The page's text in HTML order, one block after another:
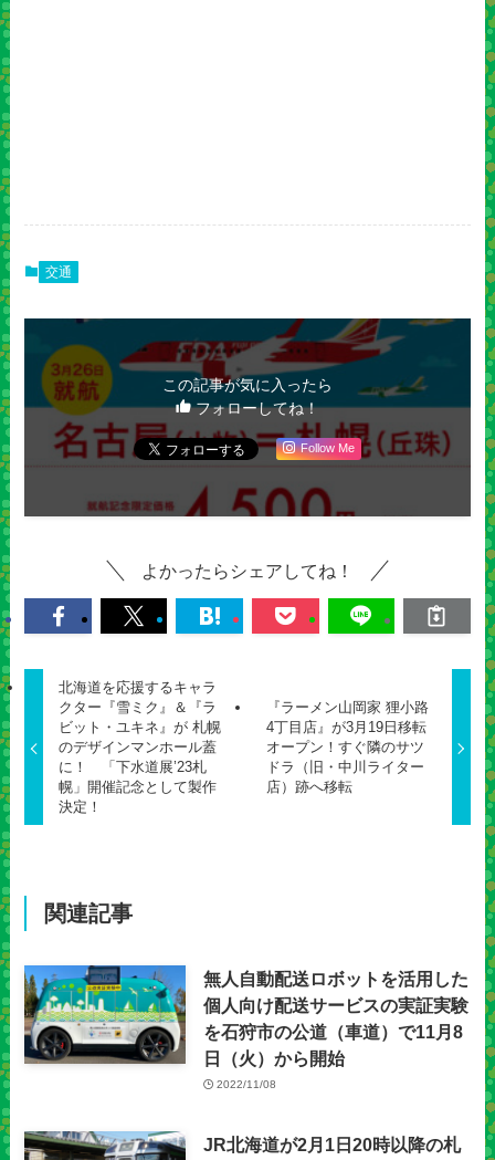
交通
この記事が気に入ったら
フォローしてね！
Follow Me
よかったらシェアしてね！
北海道を応援するキャラ
クター『雪ミク』＆『ラ
ビット・ユキネ』が 札幌
のデザインマンホール蓋
に！ 「下水道展’23札
幌」開催記念として製作
決定！
『ラーメン山岡家 狸小路
4丁目店』が3月19日移転
オープン！すぐ隣のサツ
ドラ（旧・中川ライター
店）跡へ移転
関連記事
無人自動配送ロボットを活用した
個人向け配送サービスの実証実験
を石狩市の公道（車道）で11月8
日（火）から開始
2022/11/08
JR北海道が2月1日20時以降の札